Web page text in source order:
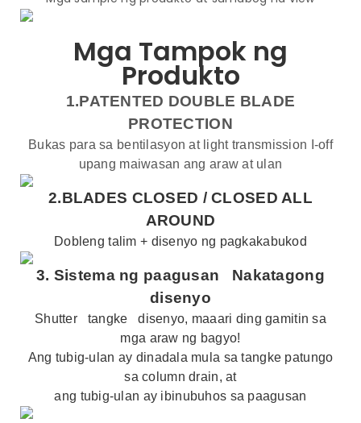
Mga Tampok ng
Produkto
1.PATENTED DOUBLE BLADE
PROTECTION
Bukas para sa bentilasyon at light transmission I-off
upang maiwasan ang araw at ulan
2.BLADES CLOSED /CLOSED ALL
AROUND
Dobleng talim + disenyo ng pagkakabukod
3. Sistema ng paagusan
Nakatagong
disenyo
Shutter tangke
disenyo, maaari ding gamitin sa
mga araw ng bagyo!
Ang tubig-ulan ay dinadala mula sa tangke patungo
sa column drain, at
ang tubig-ulan ay ibinubuhos sa paagusan